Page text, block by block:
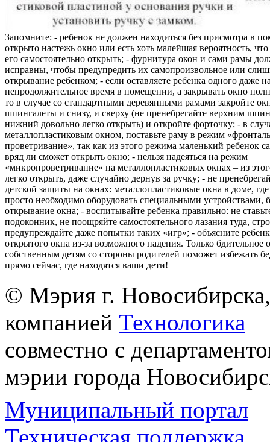
Запомните: - ребенок не должен находиться без присмотра в
открыто настежь окно или есть хоть малейшая вероятность,
его самостоятельно открыть; - фурнитура окон и сами рамы
исправны, чтобы предупредить их самопроизвольное или
открывание ребенком; - если оставляете ребенка одного даже
непродолжительное время в помещении, а закрывать окно
то в случае со стандартными деревянными рамами закройте
шпингалеты и снизу, и сверху (не пренебрегайте верхним
нижний довольно легко открыть) и откройте форточку; - в
металлопластиковым окном, поставьте раму в режим
проветривание», так как из этого режима маленький ребенок
вряд ли сможет открыть окно; - нельзя надеяться на режим
«микропроветривание» на металлопластиковых окнах – из
легко открыть, даже случайно дернув за ручку; - не
детской защиты на окнах: металлопластиковые окна в доме, где
просто необходимо оборудовать специальными
открывание окна; - воспитывайте ребенка правильно: не
подоконник, не поощряйте самостоятельного лазания туда,
предупреждайте даже попытки таких «игр»; - объясните
открытого окна из-за возможного падения. Только бдительное
собственным детям со стороны родителей поможет избежать
прямо сейчас, где находятся ваши дети!
© Мэрия г.
компанией Технологика
совместно с
мэрии города
Муниципальный портал